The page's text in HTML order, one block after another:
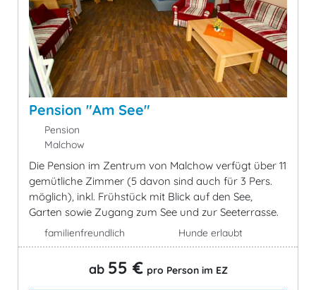
Pension "Am See"
Pension
Malchow
Die Pension im Zentrum von Malchow verfügt über 11
gemütliche Zimmer (5 davon sind auch für 3 Pers.
möglich), inkl. Frühstück mit Blick auf den See,
Garten sowie Zugang zum See und zur Seeterrasse.
familienfreundlich Hunde erlaubt
ab 55 € pro Person im EZ